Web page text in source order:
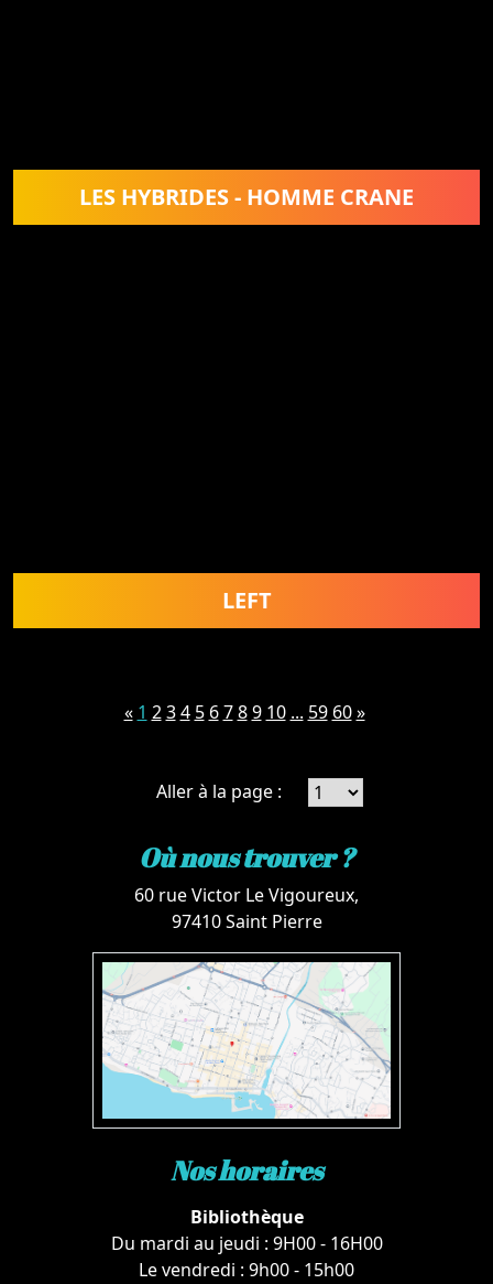
LES HYBRIDES - HOMME CRANE
LEFT
« 1 2 3 4 5 6 7 8 9 10 ... 59 60 »
Aller à la page :
Où nous trouver ?
60 rue Victor Le Vigoureux,
97410 Saint Pierre
Nos horaires
Bibliothèque
Du mardi au jeudi : 9H00 - 16H00
Le vendredi : 9h00 - 15h00